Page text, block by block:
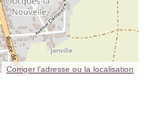
Corriger l’adresse ou la localisation